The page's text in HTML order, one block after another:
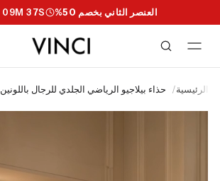
العنصر الثاني بخصم 50% 09M 37S
الرئيسية/ حذاء بيلاجيو الرياضي الجلدي للرجال